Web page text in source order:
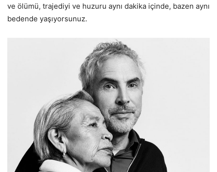
ve ölümü, trajediyi ve huzuru aynı dakika içinde, bazen aynı
bedende yaşıyorsunuz.